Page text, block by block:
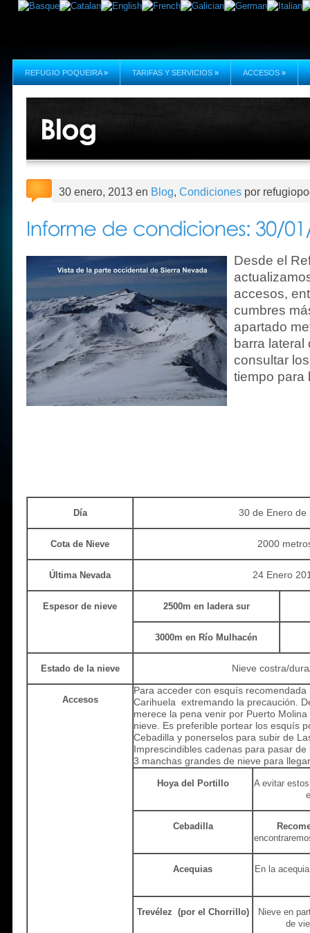
REFUGIO POQUEIRA » TARIFAS Y SERVICIOS » ACCESOS »
30 enero, 2013 en Blog, Condiciones por
Desde el
accesos,
cumbres
apartado
barra lateral
consultar
tiempo para
Día 30 de Enero de
Cota de Nieve 2000
Última Nevada 24 Enero
Espesor de nieve 2500m en ladera sur
3000m en Río Mulhacén
Estado de la nieve Nieve costra/
Accesos
Para acceder con esquís
Carihuela extremando la precaución.
merece la pena venir por Puerto
nieve. Es preferible portear los esquís
Cebadilla y ponerselos para subir de
Imprescindibles cadenas para pasar
3 manchas grandes de nieve para
Hoya del Portillo
A evitar
Cebadilla
Acequias En la
Trevélez (por el Chorrillo)
Nieve en
de